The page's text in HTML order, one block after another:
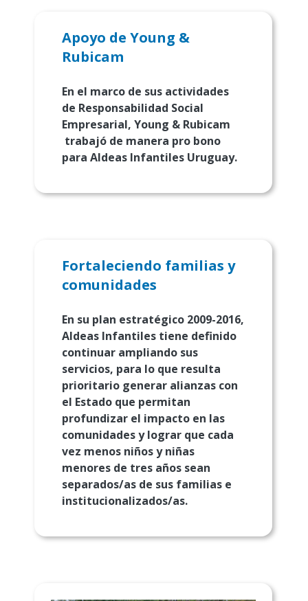
Apoyo de Young &
Rubicam
En el marco de sus actividades
de Respon­sabilidad Social
Empresarial, Young & Rubicam
trabajó de manera pro bono
para Aldeas Infantiles Uruguay.
Fortaleciendo familias y
comunidades
En su plan estratégico 2009-2016,
Aldeas Infantiles tiene definido
continuar ampliando sus
servicios, para lo que resulta
prioritario generar alianzas con
el Estado que permitan
profundizar el impacto en las
comunidades y lograr que cada
vez menos niños y niñas
menores de tres años sean
separados/as de sus familias e
institucionalizados/as.